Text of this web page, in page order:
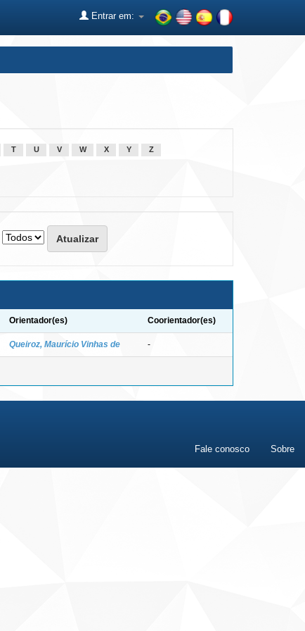
Entrar em:
T U V W X Y Z
Orientador(es) Coorientador(es)
Queiroz, Maurício Vinhas de -
Fale conosco Sobre